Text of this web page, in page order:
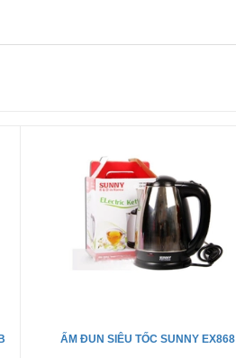
ẤM ĐUN SIÊU TỐC SUNNY EX868